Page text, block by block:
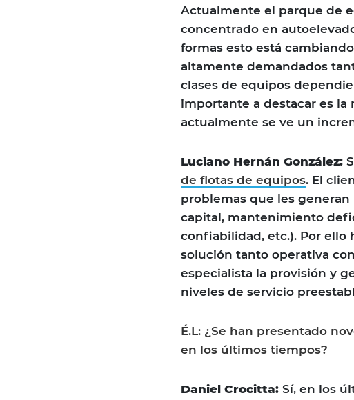
Actualmente el parque de
concentrado en
formas esto está
altamente demandados
clases de equipos
importante a destacar es
actualmente se ve un
Luciano Hernán González:
de flotas de equipos. El
problemas que les
capital, mantenimiento
confiabilidad, etc.). Por ello
solución tanto operativa
especialista la provisión y
niveles de servicio
É.L: ¿Se han presentado
en los últimos tiempos?
Daniel Crocitta: Sí, en los